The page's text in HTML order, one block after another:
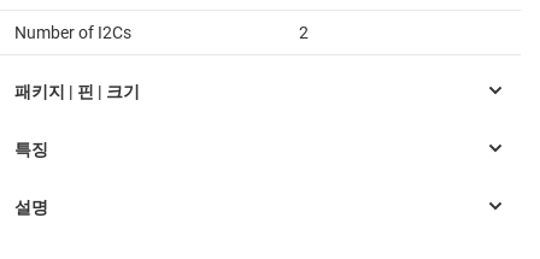
Number of I2Cs 2